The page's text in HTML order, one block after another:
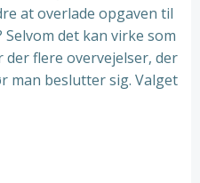
at overlade opgaven til
det kan virke som
flere overvejelser, der
man beslutter sig. Valget